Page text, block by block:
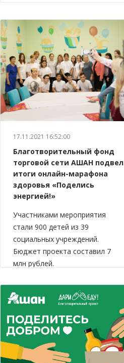
17.11.2021 16:52:00
Благотворительный фонд
торговой сети АШАН подвел
итоги онлайн-марафона
здоровья «Поделись
энергией!»
Участниками мероприятия
стали 900 детей из 39
социальных учреждений.
Бюджет проекта составил 7
млн рублей.